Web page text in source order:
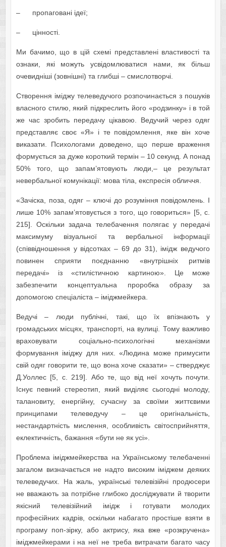
– пропаговані ідеї;
– цінності.
Ми бачимо, що в цій схемі представлені властивості та
ознаки, які можуть усвідомлюватися нами, як більш
очевидніші (зовнішні) та глибші – смислотворчі.
Створення іміджу телеведучого розпочинається з пошуків
власного стилю, який підкреслить його «родзинку» і в той
же час зробить передачу цікавою. Ведучий через одяг
представляє своє «Я» і те повідомлення, яке він хоче
виказати. Психологами доведено, що перше враження
формується за дуже короткий термін – 10 секунд. А понад
50% того, що запам’ятовують люди,– це результат
невербальної комунікації: мова тіла, експресія обличчя.
«Зачіска, поза, одяг – ключі до розуміння повідомлень. І
лише 10% запам’ятовується з того, що говориться» [5, с.
215]. Оскільки задача телебачення полягає у передачі
максимуму візуальної та вербальної інформації
(співвідношення у відсотках – 69 до 31), імідж ведучого
повинен сприяти поєднанню «внутрішніх ритмів
передачі» із «стилістичною картиною». Це може
забезпечити концептуальна проробка образу за
допомогою спеціаліста – іміджмейкера.
Ведучі – люди публічні, такі, що їх впізнають у
громадських місцях, транспорті, на вулиці. Тому важливо
враховувати соціально-психологічні механізми
формування іміджу для них. «Людина може примусити
свій одяг говорити те, що вона хоче сказати» – стверджує
Д.Уоллес [5, с. 219]. Або те, що від неї хочуть почути.
Існує певний стереотип, який виділяє сьогодні молоду,
талановиту, енергійну, сучасну за своїми життєвими
принципами телеведучу – це оригінальність,
нестандартність мислення, особливість світосприйняття,
еклектичність, бажання «бути не як усі».
Проблема іміджмейкерства на Українському телебаченні
загалом визначається не надто високим іміджем деяких
телеведучих. На жаль, українські телевізійні продюсери
не вважають за потрібне глибоко досліджувати й творити
якісний телевізійний імідж і готувати молодих
професійних кадрів, оскільки набагато простіше взяти в
програму поп-зірку, або актрису, яка вже «розкручена»
іміджмейкерами і на неї не треба витрачати багато часу